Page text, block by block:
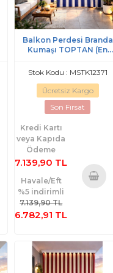
Balkon Perdesi Branda
Kumaşı TOPTAN (En
Stok Kodu : MSTK12371
Ücretsiz Kargo
Son Fırsat
Kredi Kartı
veya Kapıda
Ödeme
7.139,90 TL
Havale/Eft
%5 indirimli
7.139,90 TL
6.782,91 TL